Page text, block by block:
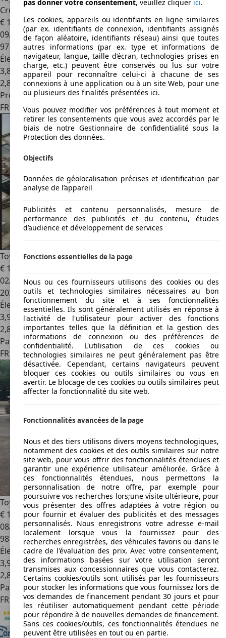
CruiseCnt
€ 11 950
09/2014
97 502 km
Électrique/Essence
3,8 l/100 km (mixte)
2,8
Professionnel
FR 59000Lille
Toyota AurisHybride 136h Design
€ 11 000
02/2018
202 000 km
Électrique/Essence
3,9 l/100 km (mixte)
2,8
Particulier
FR 59250Halluin
Toyota AurisTouring Sports Hybride 136h Design
€ 16 800
08/2019
98 000 km
Électrique/Essence
3,9 l/100 km (mixte)
2,8
Particulier
FR 94000 Créteil
pas donner votre consentement, veuillez cliquer ici.
Les cookies, appareils ou identifiants en ligne similaires
(par ex. identifiants de connexion, identifiants assignés
de façon aléatoire, identifiants réseau) ainsi que toutes
autres informations (par ex. type et informations de
navigateur, langue, taille d’écran, technologies prises en
charge, etc.) peuvent être conservés ou lus sur votre
appareil pour reconnaître celui-ci à chacune de ses
connexions à une application ou à un site Web, pour une
ou plusieurs des finalités présentées ici.
Vous pouvez modifier vos préférences à tout moment et
retirer les consentements que vous avez accordés par le
biais de notre Gestionnaire de confidentialité sous la
Protection des données.
Objectifs
Données de géolocalisation précises et identification par
analyse de l’appareil
Publicités et contenu personnalisés, mesure de
performance des publicités et du contenu, études
d’audience et développement de services
Fonctions essentielles de la page
Nous ou ces fournisseurs utilisons des cookies ou des
outils et technologies similaires nécessaires au bon
fonctionnement du site et à ses fonctionnalités
essentielles. Ils sont généralement utilisés en réponse à
l'activité de l'utilisateur pour activer des fonctions
importantes telles que la définition et la gestion des
informations de connexion ou des préférences de
confidentialité. L'utilisation de ces cookies ou
technologies similaires ne peut généralement pas être
désactivée. Cependant, certains navigateurs peuvent
bloquer ces cookies ou outils similaires ou vous en
avertir. Le blocage de ces cookies ou outils similaires peut
affecter la fonctionnalité du site web.
Fonctionnalités avancées de la page
Nous et des tiers utilisons divers moyens technologiques,
notamment des cookies et des outils similaires sur notre
site web, pour vous offrir des fonctionnalités étendues et
garantir une expérience utilisateur améliorée. Grâce à
ces fonctionnalités étendues, nous permettons la
personnalisation de notre offre, par exemple pour
poursuivre vos recherches lors;une visite ultérieure, pour
vous présenter des offres adaptées à votre région ou
pour fournir et évaluer des publicités et des messages
personnalisés. Nous enregistrons votre adresse e-mail
localement lorsque vous la fournissez pour des
recherches enregistrées, des véhicules favoris ou dans le
cadre de l'évaluation des prix. Avec votre consentement,
des informations basées sur votre utilisation seront
transmises aux concessionnaires que vous contacterez.
Certains cookies/outils sont utilisés par les fournisseurs
pour stocker les informations que vous fournissez lors de
vos demandes de financement pendant 30 jours et pour
les réutiliser automatiquement pendant cette période
pour répondre à de nouvelles demandes de financement.
Sans ces cookies/outils, ces fonctionnalités étendues ne
peuvent être utilisées en tout ou en partie.